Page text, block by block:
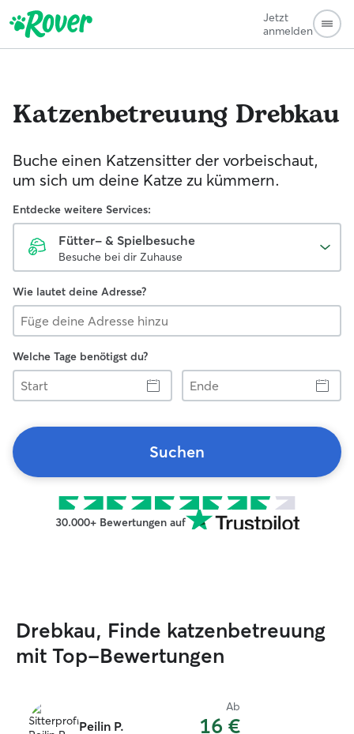
Jetzt
anmelden
Katzenbetreuung Drebkau
Buche einen Katzensitter der vorbeischaut,
um sich um deine Katze zu kümmern.
Entdecke weitere Services:
Fütter- & Spielbesuche
Besuche bei dir Zuhause
Wie lautet deine Adresse?
Welche Tage benötigst du?
Start
Ende
Suchen
30.000+ Bewertungen auf
Drebkau, Finde katzenbetreuung
mit Top-Bewertungen
Peilin P.
Ab
16 €